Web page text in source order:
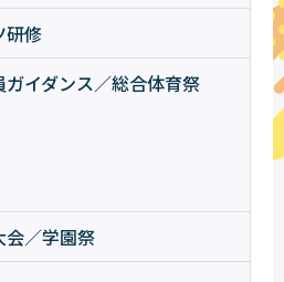
研修
イダンス／総合体育祭
会／学園祭